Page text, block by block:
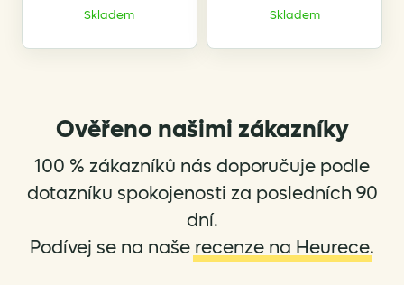
Skladem Skladem
Ověřeno našimi zákazníky
100 % zákazníků nás doporučuje podle
dotazníku spokojenosti za posledních 90
dní.
Podívej se na naše recenze na Heurece.